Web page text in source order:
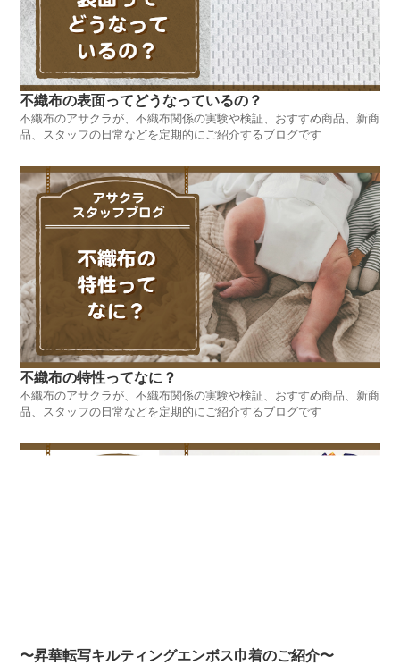
不織布の表面ってどうなっているの？
不織布のアサクラが、不織布関係の実験や検証、おすすめ商品、新商
品、スタッフの日常などを定期的にご紹介するブログです
不織布の特性ってなに？
不織布のアサクラが、不織布関係の実験や検証、おすすめ商品、新商
品、スタッフの日常などを定期的にご紹介するブログです
〜昇華転写キルティングエンボス巾着のご紹介〜